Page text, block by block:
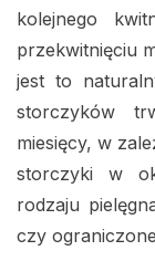
kolejnego
przekwitnięciu
jest to
storczyków
miesięcy, w
storczyki w
rodzaju
czy